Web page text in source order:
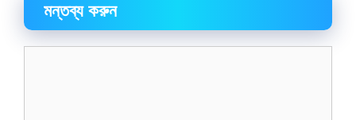
মন্তব্য করুন